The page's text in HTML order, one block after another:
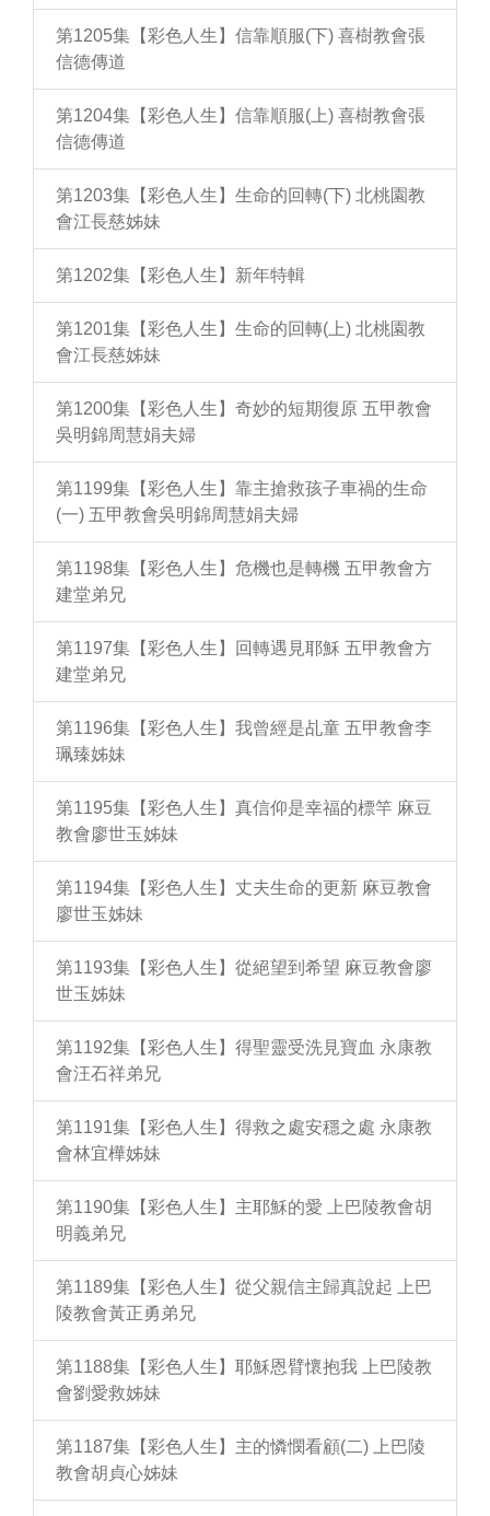
第1205集【彩色人生】信靠順服(下) 喜樹教會張
信德傳道
第1204集【彩色人生】信靠順服(上) 喜樹教會張
信德傳道
第1203集【彩色人生】生命的回轉(下) 北桃園教
會江長慈姊妹
第1202集【彩色人生】新年特輯
第1201集【彩色人生】生命的回轉(上) 北桃園教
會江長慈姊妹
第1200集【彩色人生】奇妙的短期復原 五甲教會
吳明錦周慧娟夫婦
第1199集【彩色人生】靠主搶救孩子車禍的生命
(一) 五甲教會吳明錦周慧娟夫婦
第1198集【彩色人生】危機也是轉機 五甲教會方
建堂弟兄
第1197集【彩色人生】回轉遇見耶穌 五甲教會方
建堂弟兄
第1196集【彩色人生】我曾經是乩童 五甲教會李
珮臻姊妹
第1195集【彩色人生】真信仰是幸福的標竿 麻豆
教會廖世玉姊妹
第1194集【彩色人生】丈夫生命的更新 麻豆教會
廖世玉姊妹
第1193集【彩色人生】從絕望到希望 麻豆教會廖
世玉姊妹
第1192集【彩色人生】得聖靈受洗見寶血 永康教
會汪石祥弟兄
第1191集【彩色人生】得救之處安穩之處 永康教
會林宜樺姊妹
第1190集【彩色人生】主耶穌的愛 上巴陵教會胡
明義弟兄
第1189集【彩色人生】從父親信主歸真說起 上巴
陵教會黃正勇弟兄
第1188集【彩色人生】耶穌恩臂懷抱我 上巴陵教
會劉愛救姊妹
第1187集【彩色人生】主的憐憫看顧(二) 上巴陵
教會胡貞心姊妹